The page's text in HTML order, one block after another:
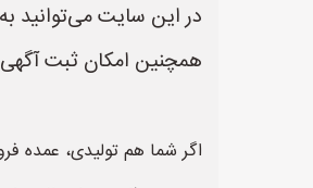
در این سایت می‌توانید
همچنین امکان ثبت
اگر شما هم تولیدی، عمده